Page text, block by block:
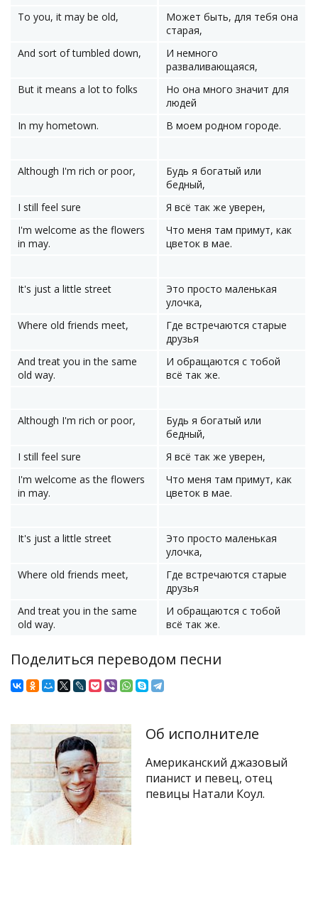
To you, it may be old,
Может быть, для тебя она
старая,
And sort of tumbled down,
И немного
разваливающаяся,
But it means a lot to folks
Но она много значит для
людей
In my hometown.
В моем родном городе.
Although I'm rich or poor,
Будь я богатый или
бедный,
I still feel sure
Я всё так же уверен,
I'm welcome as the flowers
in may.
Что меня там примут, как
цветок в мае.
It's just a little street
Это просто маленькая
улочка,
Where old friends meet,
Где встречаются старые
друзья
And treat you in the same
old way.
И обращаются с тобой
всё так же.
Although I'm rich or poor,
Будь я богатый или
бедный,
I still feel sure
Я всё так же уверен,
I'm welcome as the flowers
in may.
Что меня там примут, как
цветок в мае.
It's just a little street
Это просто маленькая
улочка,
Where old friends meet,
Где встречаются старые
друзья
And treat you in the same
old way.
И обращаются с тобой
всё так же.
Поделиться переводом песни
Об исполнителе
Американский джазовый
пианист и певец, отец
певицы Натали Коул.